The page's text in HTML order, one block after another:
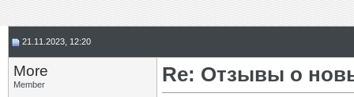
21.11.2023, 12:20
More
Member Re: Отзывы о